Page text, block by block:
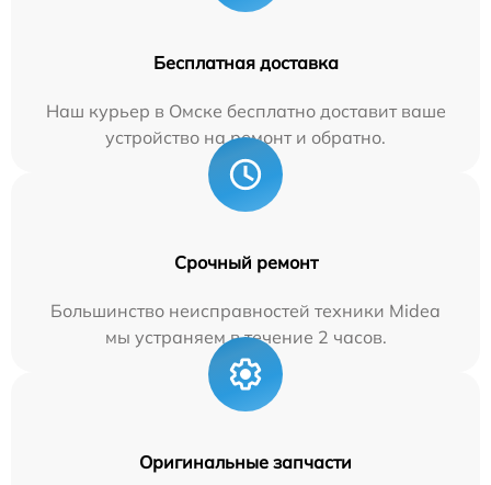
Бесплатная доставка
Наш курьер в Омске бесплатно доставит ваше
устройство на ремонт и обратно.
Срочный ремонт
Большинство неисправностей техники Midea
мы устраняем в течение 2 часов.
Оригинальные запчасти